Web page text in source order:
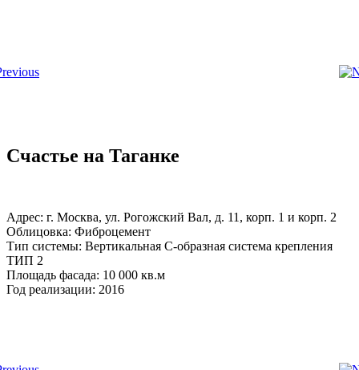
Счастье на Таганке
Адрес: г. Москва, ул. Рогожский Вал, д. 11, корп. 1 и корп. 2
Облицовка: Фиброцемент
Тип системы: Вертикальная С-образная система крепления
ТИП 2
Площадь фасада: 10 000 кв.м
Год реализации: 2016